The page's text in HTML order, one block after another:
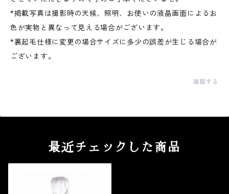
*掲載写真は撮影時の天候、照明、お使いの液晶画面によるお
色が実物と異なって見える場合がございます。
*裏起毛仕様に変更の場合サイズに多少の誤差が生じる場合が
ございます。
通報する
最近チェックした商品